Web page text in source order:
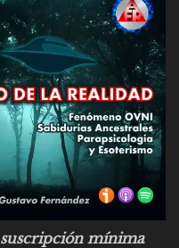
suscripción mínima